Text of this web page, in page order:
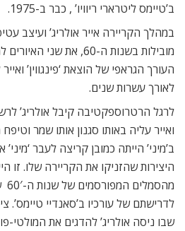
ב’טיימס ליטרארי ריוויו’ , כבר ב-1975.
במהלך הקריירה אייר אולריג’ ועיצב
מובילות בשנות ה-60, את
העורך הגראפי של הוצאת ‘פינגווין’
לאורך עשרות שנים.
לרגל הרטרוספקטיבה קיבל אולריג’
ב’מיני’ הייתה כמובן קריצה לעבר
היצירות שהזניקו את הקריירה שלו. זו
לדרישתם של עורכיו ב’סאנדיי טיימס’.
שבו ניסה אולריג’ להדגים את המולטי-